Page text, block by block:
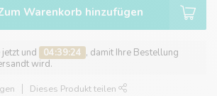
Warenkorb hinzufügen
und 04:39:24 , damit Ihre Bestellung
wird.
Dieses Produkt teilen